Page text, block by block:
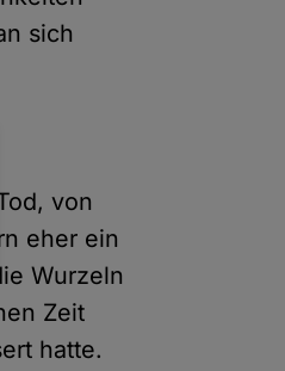
sich
von
eher ein
Wurzeln
Zeit
hatte.